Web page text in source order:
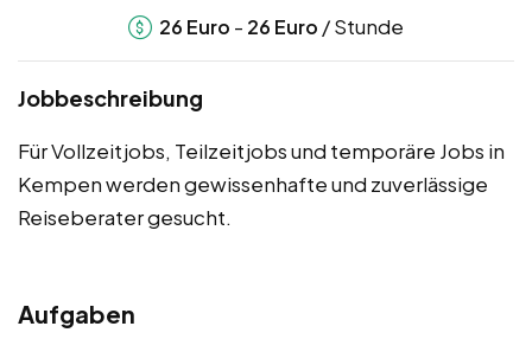
26 Euro - 26 Euro / Stunde
Jobbeschreibung
Für Vollzeitjobs, Teilzeitjobs und temporäre Jobs in
Kempen werden gewissenhafte und zuverlässige
Reiseberater gesucht.
Aufgaben